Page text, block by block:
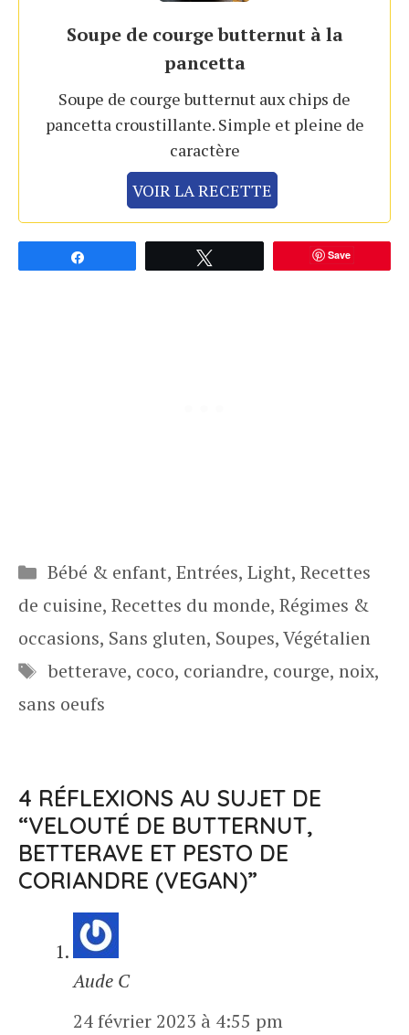
Soupe de courge butternut à la
pancetta
Soupe de courge butternut aux chips de
pancetta croustillante. Simple et pleine de
caractère
VOIR LA RECETTE
Save
Catégories
Bébé & enfant, Entrées, Light, Recettes
de cuisine, Recettes du monde, Régimes &
occasions, Sans gluten, Soupes,Végétalien
Étiquettes
betterave, coco, coriandre, courge, noix,
sans oeufs
4 RÉFLEXIONS AU SUJET DE
“VELOUTÉ DE BUTTERNUT,
BETTERAVE ET PESTO DE
CORIANDRE (VEGAN)”
Aude C
24 février 2023 à 4:55 pm